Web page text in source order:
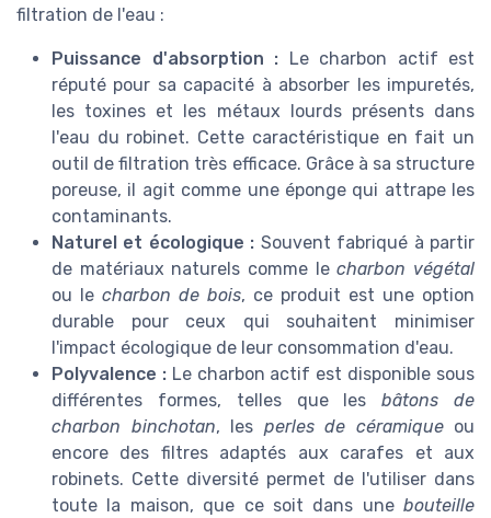
filtration de l'eau :
Puissance d'absorption : Le charbon actif est
réputé pour sa capacité à absorber les impuretés,
les toxines et les métaux lourds présents dans
l'eau du robinet. Cette caractéristique en fait un
outil de filtration très efficace. Grâce à sa structure
poreuse, il agit comme une éponge qui attrape les
contaminants.
Naturel et écologique : Souvent fabriqué à partir
de matériaux naturels comme lecharbon végétal
ou le charbon de bois, ce produit est une option
durable pour ceux qui souhaitent minimiser
l'impact écologique de leur consommation d'eau.
Polyvalence :Le charbon actif est disponible sous
différentes formes, telles que lesbâtons de
charbon binchotan, les perles de céramiqueou
encore des filtres adaptés aux carafes et aux
robinets. Cette diversité permet de l'utiliser dans
toute la maison, que ce soit dans une bouteille